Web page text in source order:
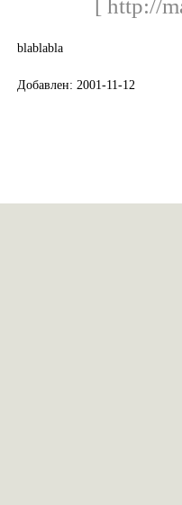
[ http://
blablabla
Добавлен: 2001-11-12